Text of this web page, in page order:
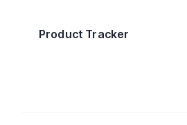
Product Tracker